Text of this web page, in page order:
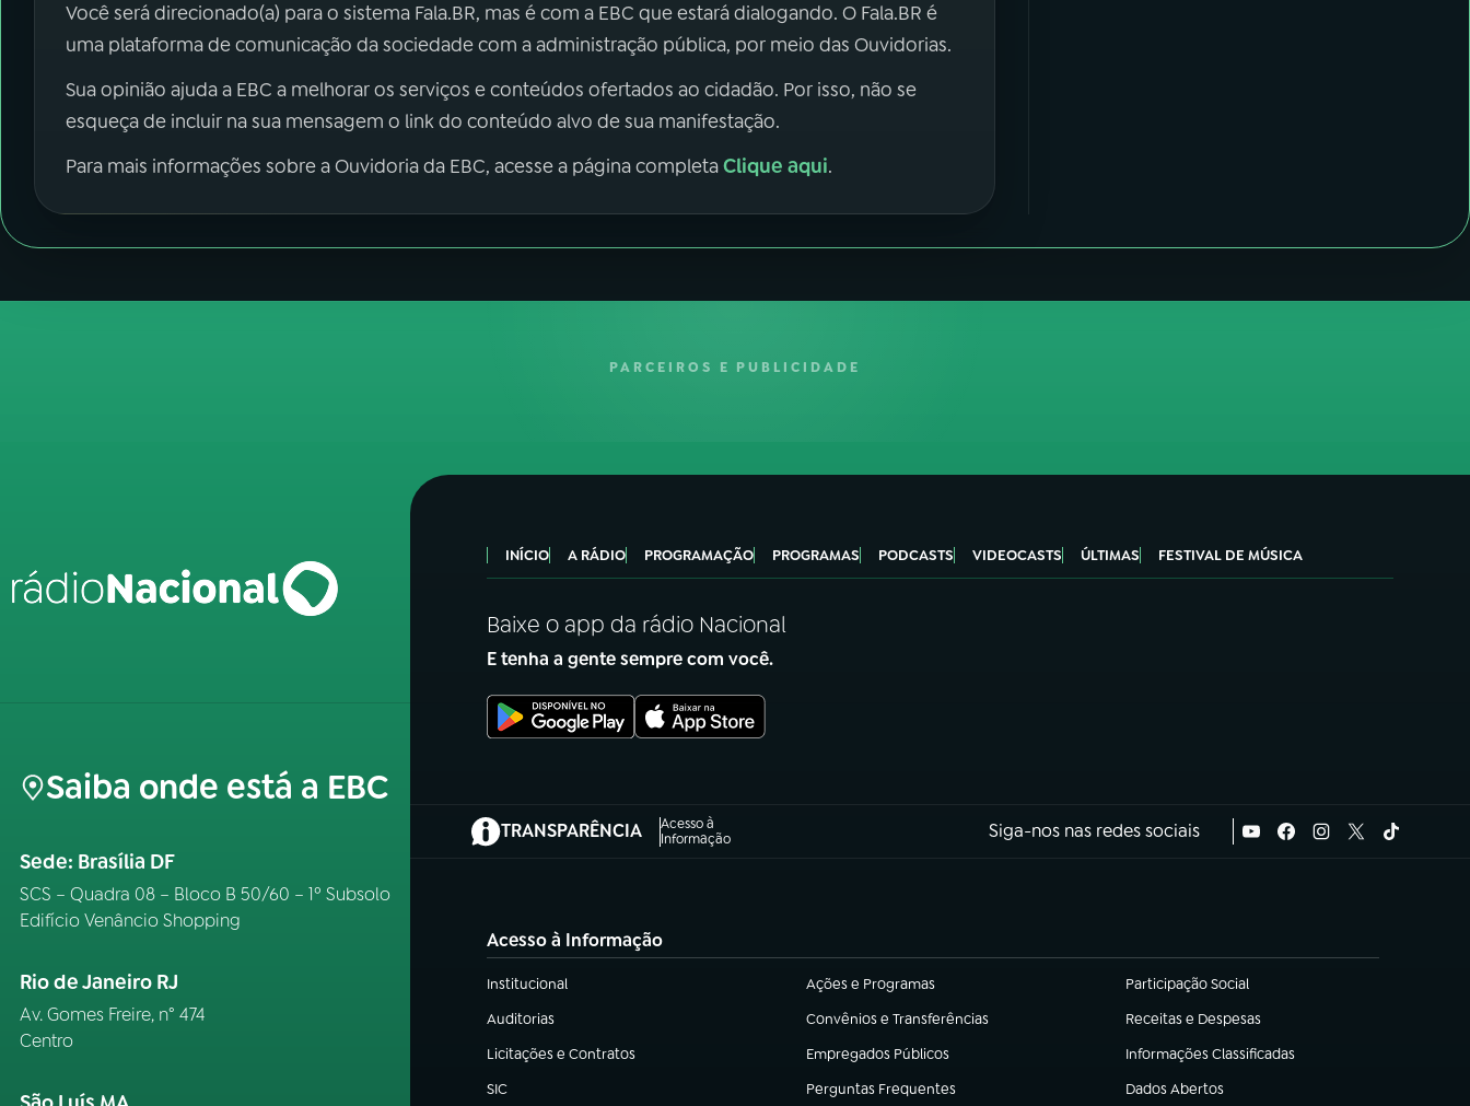
Você será direcionado(a) para o sistema Fala.BR, mas é com a EBC que estará dialogando. O Fala.BR é
uma plataforma de comunicação da sociedade com a administração pública, por meio das Ouvidorias.
Sua opinião ajuda a EBC a melhorar os serviços e conteúdos ofertados ao cidadão. Por isso, não se
esqueça de incluir na sua mensagem o link do conteúdo alvo de sua manifestação.
Para mais informações sobre a Ouvidoria da EBC, acesse a página completaClique aqui.
PARCEIROS E PUBLICIDADE
Saiba onde está a EBC
Sede: Brasília DF
SCS – Quadra 08 – Bloco B 50/60 – 1º Subsolo
Edifício Venâncio Shopping
Rio de Janeiro RJ
Av. Gomes Freire, n° 474
Centro
INÍCIO A RÁDIO PROGRAMAÇÃO PROGRAMAS PODCASTS VIDEOCASTS ÚLTIMAS FESTIVAL DE MÚSICA
Baixe o app da rádio Nacional
E tenha a gente sempre com você.
TRANSPARÊNCIA
Acesso à
Informação
(abre em nova aba) Siga-nos nas redes sociais
Acesso à Informação
Institucional
(abre em nova aba) Ações e Programas
(abre em nova aba) Participação Social
(abre em nova aba)
Auditorias
(abre em nova aba) Convênios e Transferências
(abre em nova aba) Receitas e Despesas
(abre em nova aba)
Licitações e Contratos
(abre em nova aba) Empregados Públicos
(abre em nova aba) Informações Classificadas
(abre em nova aba)
SIC
(abre em nova aba) Perguntas Frequentes
(abre em nova aba) Dados Abertos
(abre em nova aba)